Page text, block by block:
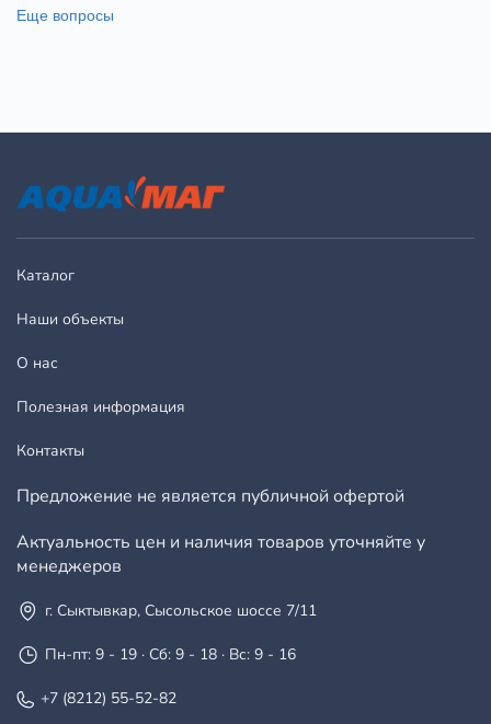
Еще вопросы
Каталог
Наши объекты
О нас
Полезная информация
Контакты
Предложение не является публичной офертой
Актуальность цен и наличия товаров уточняйте у
менеджеров
г. Сыктывкар, Сысольское шоссе 7/11
Пн-пт: 9 - 19 · Сб: 9 - 18 · Вс: 9 - 16
+7 (8212) 55-52-82